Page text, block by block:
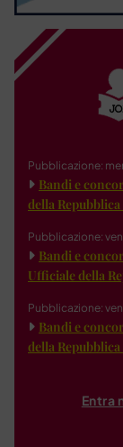
Pubblicazione:
Bandi e
della
Pubblicazione:
Bandi e
Ufficiale della
Pubblicazione:
Bandi e
della
Entra